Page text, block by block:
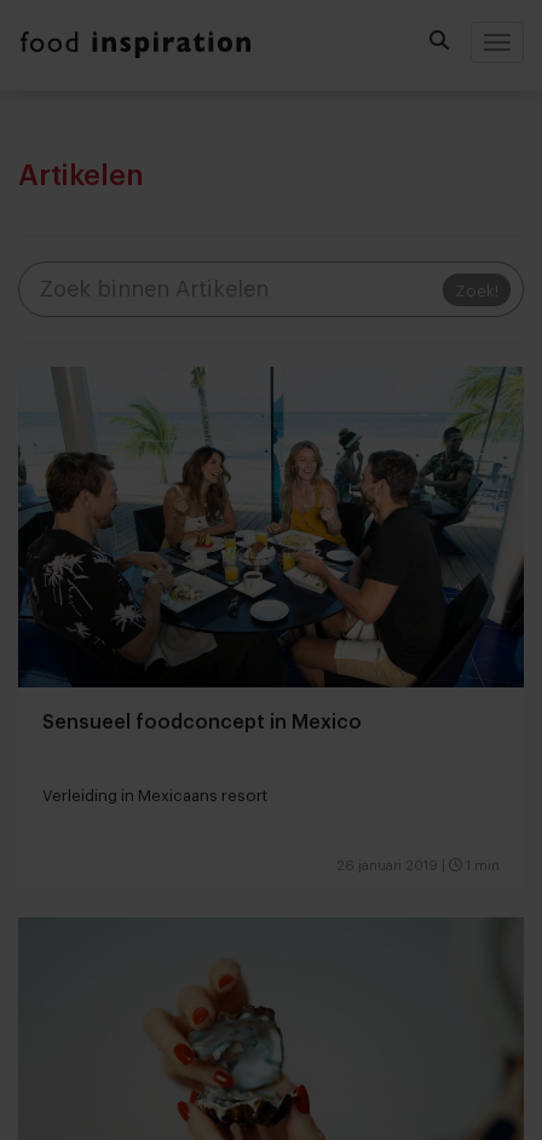
Artikelen
Zoek!
Sensueel foodconcept in Mexico
Verleiding in Mexicaans resort
26 januari 2019 1 min